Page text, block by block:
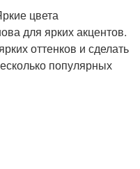
цвета
для ярких акцентов.
оттенков и сделать
популярных